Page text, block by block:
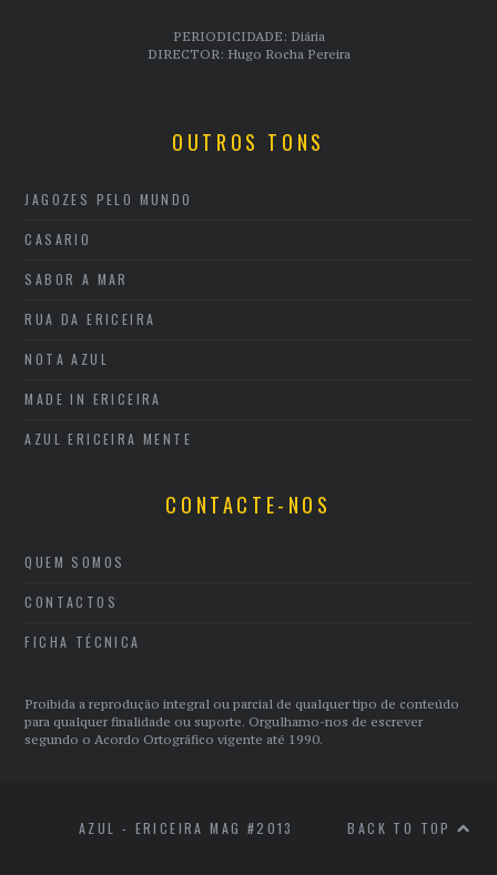
PERIODICIDADE: Diária
DIRECTOR: Hugo Rocha Pereira
OUTROS TONS
JAGOZES PELO MUNDO
CASARIO
SABOR A MAR
RUA DA ERICEIRA
NOTA AZUL
MADE IN ERICEIRA
AZUL ERICEIRA MENTE
CONTACTE-NOS
QUEM SOMOS
CONTACTOS
FICHA TÉCNICA
Proibida a reprodução integral ou parcial de qualquer tipo de conteúdo
para qualquer finalidade ou suporte. Orgulhamo-nos de escrever
segundo o Acordo Ortográfico vigente até 1990.
AZUL - ERICEIRA MAG #2013 BACK TO TOP